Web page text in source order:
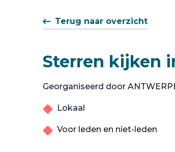
Terug naar overzicht
Sterren kijken
Georganiseerd door
Lokaal
Voor leden en niet-leden